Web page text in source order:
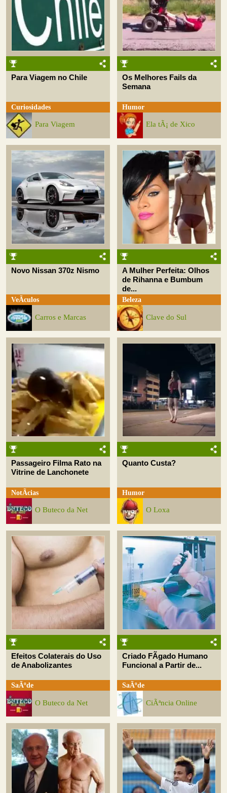
Para Viagem no Chile
Curiosidades
Para Viagem
Os Melhores Fails da
Semana
Humor
Ela tÃ¡ de Xico
Novo Nissan 370z Nismo
VeÃ­culos
Carros e Marcas
A Mulher Perfeita: Olhos
de Rihanna e Bumbum
de...
Beleza
Clave do Sul
Passageiro Filma Rato na
Vitrine de Lanchonete
NotÃ­cias
O Buteco da Net
Quanto Custa?
Humor
O Loxa
Efeitos Colaterais do Uso
de Anabolizantes
SaÃºde
O Buteco da Net
Criado FÃ­gado Humano
Funcional a Partir de...
SaÃºde
CiÃªncia Online